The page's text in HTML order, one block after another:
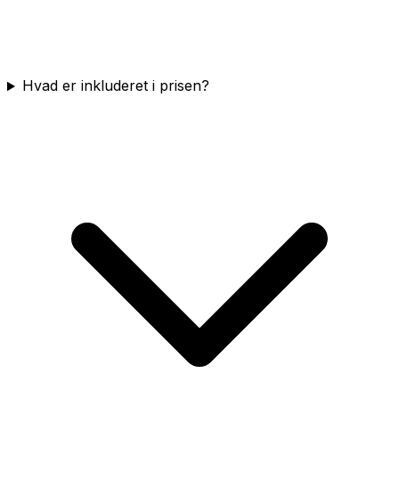
Hvad er inkluderet i prisen?